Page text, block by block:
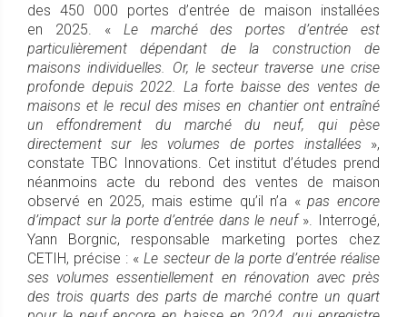
des 450 000 portes d’entrée de maison installées
en 2025. « Le marché des portes d’entrée est
particulièrement dépendant de la construction de
maisons individuelles. Or, le secteur traverse une crise
profonde depuis 2022. La forte baisse des ventes de
maisons et le recul des mises en chantier ont entraîné
un effondrement du marché du neuf, qui pèse
directement sur les volumes de portes installées »,
constate TBC Innovations. Cet institut d’études prend
néanmoins acte du rebond des ventes de maison
observé en 2025, mais estime qu’il n’a «pas encore
d’impact sur la porte d’entrée dans le neuf». Interrogé,
Yann Borgnic, responsable marketing portes chez
CETIH, précise : «Le secteur de la porte d’entrée réalise
ses volumes essentiellement en rénovation avec près
des trois quarts des parts de marché contre un quart